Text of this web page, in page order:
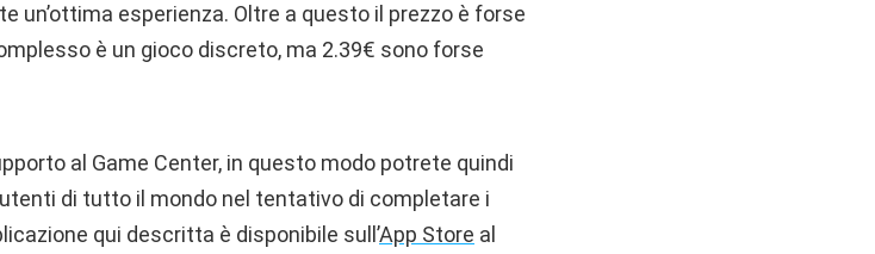
esperienza. Oltre a questo il prezzo è forse
è un gioco discreto, ma 2.39€ sono forse
al Game Center, in questo modo potrete quindi
di tutto il mondo nel tentativo di completare i
qui descritta è disponibile sull’App Store al